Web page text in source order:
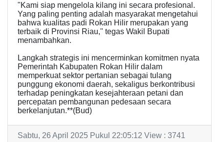
"Kami siap mengelola kilang ini secara profesional.
Yang paling penting adalah masyarakat mengetahui
bahwa kualitas padi Rokan Hilir merupakan yang
terbaik di Provinsi Riau," tegas Wakil Bupati
menambahkan.
Langkah strategis ini mencerminkan komitmen nyata
Pemerintah Kabupaten Rokan Hilir dalam
memperkuat sektor pertanian sebagai tulang
punggung ekonomi daerah, sekaligus berkontribusi
terhadap peningkatan kesejahteraan petani dan
percepatan pembangunan pedesaan secara
berkelanjutan.**(Bud)
Sabtu, 26 April 2025 Pukul 22:05:12 View : 3741